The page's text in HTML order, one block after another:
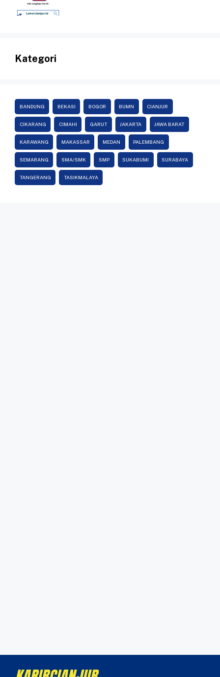
Kategori
BANDUNG BEKASI BOGOR BUMN CIANJUR
CIKARANG CIMAHI GARUT JAKARTA JAWA BARAT
KARAWANG MAKASSAR MEDAN PALEMBANG
SEMARANG SMA/SMK SMP SUKABUMI SURABAYA
TANGERANG TASIKMALAYA